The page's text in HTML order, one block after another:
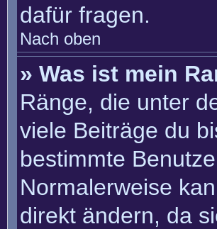
dafür fragen.
Nach oben
» Was ist mein
Ränge, die unter
viele Beiträge du
bestimmte
Normalerweise
direkt ändern, da